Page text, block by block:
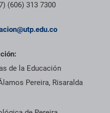
(606) 313 7300
de la Educación
Pereira, Risaralda